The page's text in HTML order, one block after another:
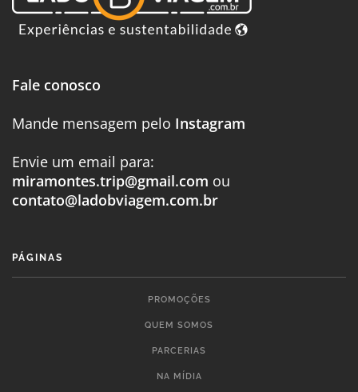
Fale conosco
Mande mensagem pelo Instagram
Envie um email para:
miramontes.trip@gmail.com ou
contato@ladobviagem.com.br
PÁGINAS
PROMOÇÕES
QUEM SOMOS
PARCERIAS
NA MÍDIA